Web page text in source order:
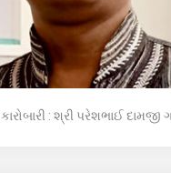
કારોબારી : શ્રી પરેશભાઈ દામજી